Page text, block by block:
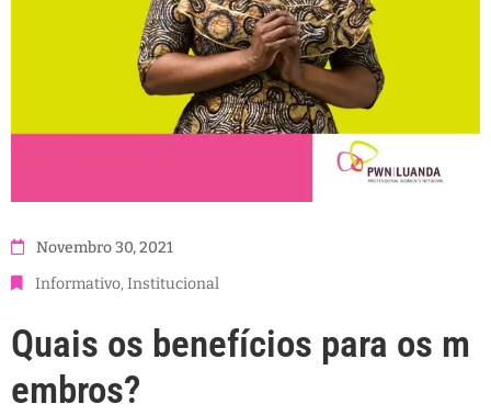
Novembro 30, 2021
Informativo‚Institucional
Quais os benefícios para os m
embros?